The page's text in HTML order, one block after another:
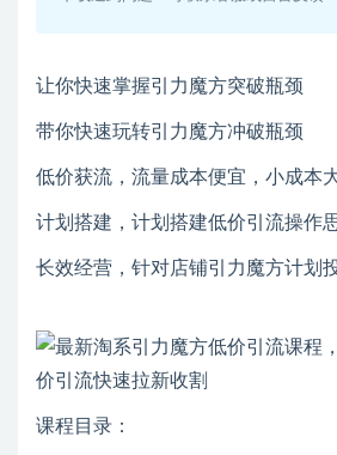
让你快速掌握引力魔方突破瓶颈
带你快速玩转引力魔方冲破瓶颈
低价获流，流量成本便宜，小成本
计划搭建，计划搭建低价引流操作
长效经营，针对店铺引力魔方计划
课程目录：